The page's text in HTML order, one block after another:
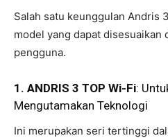
Salah satu keunggulan Andris
model yang dapat disesuaikan
pengguna.
1. ANDRIS 3 TOP Wi-Fi:
Mengutamakan Teknologi
Ini merupakan seri tertinggi